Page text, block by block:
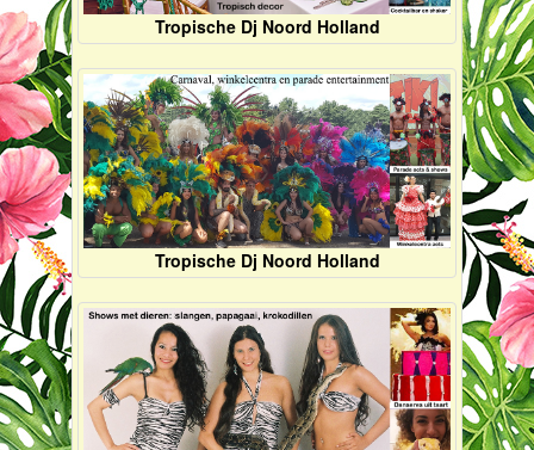
Tropische Dj Noord Holland
Tropische Dj Noord Holland